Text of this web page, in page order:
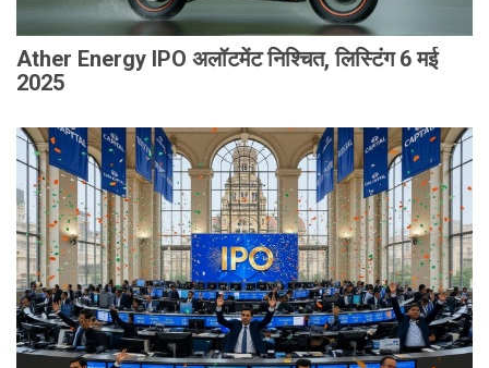
Ather Energy IPO अलॉटमेंट निश्चित, लिस्टिंग 6 मई
2025